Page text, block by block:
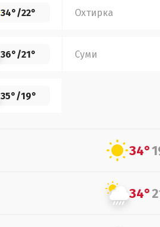
34°/22° Охтирка
36°/21° Суми
35°/19°
34°
34°